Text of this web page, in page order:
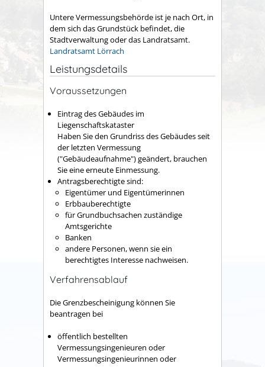
Untere Vermessungsbehörde ist je nach Ort, in
dem sich das Grundstück befindet, die
Stadtverwaltung oder das Landratsamt.
Landratsamt Lörrach
Leistungsdetails
Voraussetzungen
Eintrag des Gebäudes im
Liegenschaftskataster
Haben Sie den Grundriss des Gebäudes seit
der letzten Vermessung
("Gebäudeaufnahme") geändert, brauchen
Sie eine erneute Einmessung.
Antragsberechtigte sind:
Eigentümer und Eigentümerinnen
Erbbauberechtigte
für Grundbuchsachen zuständige
Amtsgerichte
Banken
andere Personen, wenn sie ein
berechtigtes Interesse nachweisen.
Verfahrensablauf
Die Grenzbescheinigung können Sie
beantragen bei
öffentlich bestellten
Vermessungsingenieuren oder
Vermessungsingenieurinnen oder